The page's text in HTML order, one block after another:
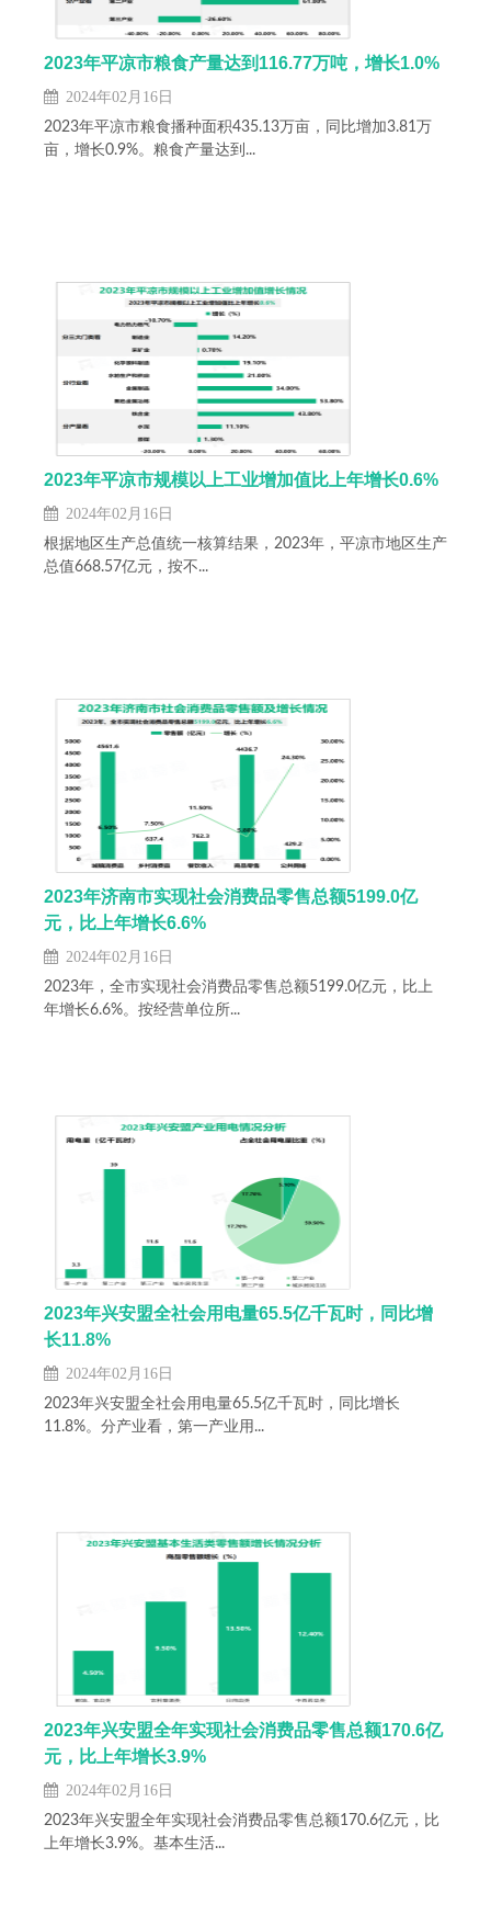
2023年平凉市粮食产量达到116.77万吨，增长1.0%
2024年02月16日
2023年平凉市粮食播种面积435.13万亩，同比增加3.81万
亩，增长0.9%。粮食产量达到...
2023年平凉市规模以上工业增加值比上年增长0.6%
2024年02月16日
根据地区生产总值统一核算结果，2023年，平凉市地区生产
总值668.57亿元，按不...
2023年济南市实现社会消费品零售总额5199.0亿
元，比上年增长6.6%
2024年02月16日
2023年，全市实现社会消费品零售总额5199.0亿元，比上
年增长6.6%。按经营单位所...
2023年兴安盟全社会用电量65.5亿千瓦时，同比增
长11.8%
2024年02月16日
2023年兴安盟全社会用电量65.5亿千瓦时，同比增长
11.8%。分产业看，第一产业用...
2023年兴安盟全年实现社会消费品零售总额170.6亿
元，比上年增长3.9%
2024年02月16日
2023年兴安盟全年实现社会消费品零售总额170.6亿元，比
上年增长3.9%。基本生活...